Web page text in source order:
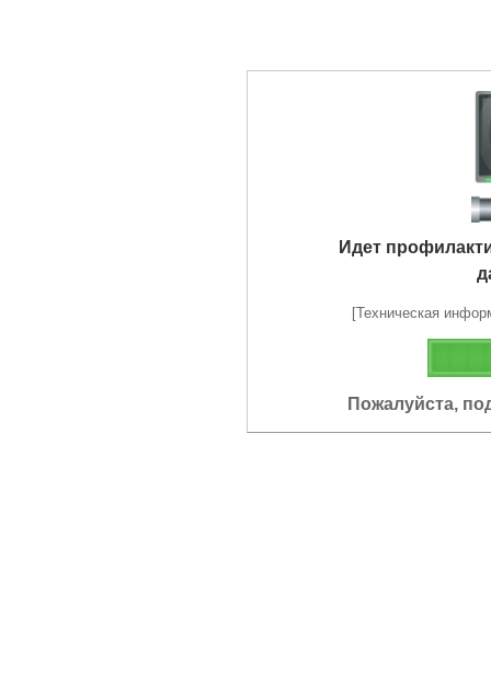
Идет
[Техническая
Пожалуйста,